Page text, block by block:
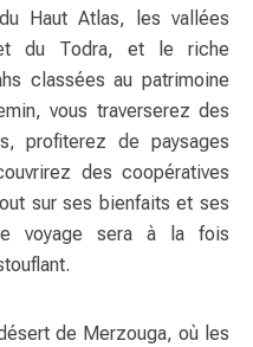
Haut Atlas, les vallées
du Todra, et le riche
classées au patrimoine
vous traverserez des
profiterez de paysages
des coopératives
sur ses bienfaits et ses
voyage sera à la fois
de Merzouga, où les